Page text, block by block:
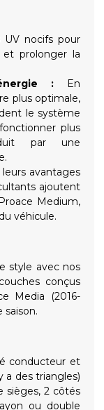
UV nocifs pour
prolonger la
: En
plus optimale,
le système
plus
par une
leurs avantages
ajoutent
Medium,
véhicule.
style avec nos
conçus
Media (2016-
saison.
conducteur et
a des triangles)
sièges, 2 côtés
ou double